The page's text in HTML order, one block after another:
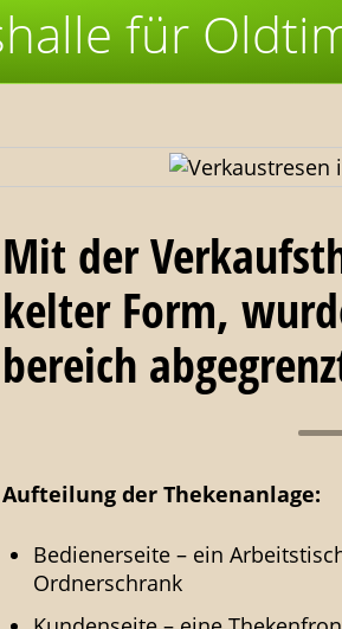
für
Mit der
kelter Form,
bereich
Aufteilung der Theken­anlage:
Bedienerseite – ein
Ordner­schrank